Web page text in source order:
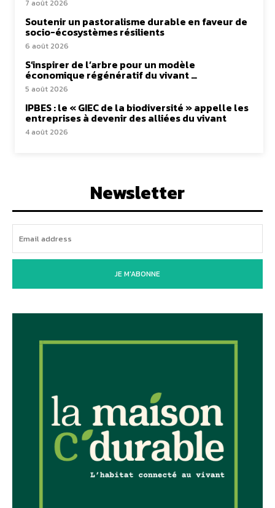
7 août 2026
Soutenir un pastoralisme durable en faveur de
socio-écosystèmes résilients
6 août 2026
S’inspirer de l’arbre pour un modèle
économique régénératif du vivant …
5 août 2026
IPBES : le « GIEC de la biodiversité » appelle les
entreprises à devenir des alliées du vivant
4 août 2026
Newsletter
JE M'ABONNE